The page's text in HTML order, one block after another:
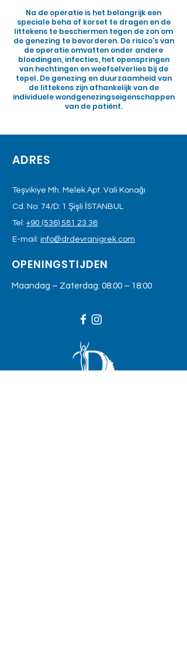
Na de operatie is het belangrijk een
speciale beha of korset te dragen en de
littekens te beschermen tegen de zon om
de genezing te bevorderen. De risico's van
de operatie omvatten onder andere
bloedingen, infecties, het openspringen
van hechtingen en weefselverlies bij de
tepel. De genezing en duurzaamheid van
de littekens zijn afhankelijk van de
individuele wondgenezingseigenschappen
van de patiënt.
ADRES
Teşvikiye Mh. Melek Apt. Vali Konağı
Cd. No: 74/D: 1 Şişli İSTANBUL
Tel: +90 (536) 581 23 36
E-mail: info@drdevranigrek.com
OPENINGSTIJDEN
Maandag – Zaterdag: 08:00 – 18:00